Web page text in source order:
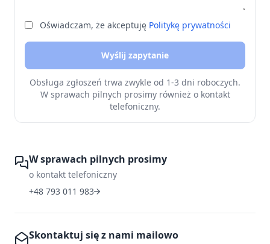
Oświadczam, że akceptuję Politykę prywatności
Wyślij zapytanie
Obsługa zgłoszeń trwa zwykle od 1-3 dni roboczych.
W sprawach pilnych prosimy również o kontakt
telefoniczny.
W sprawach pilnych prosimy
o kontakt telefoniczny
+48 793 011 983
Skontaktuj się z nami mailowo